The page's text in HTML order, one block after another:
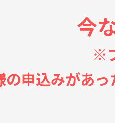
今
※
の申込みがあ